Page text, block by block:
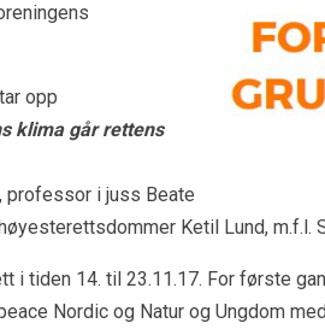
opp
klima går rettens
i juss Beate
Ketil Lund, m.f.l.
i tiden 14. til 23.11.17. For første
Nordic og Natur og Ungdom